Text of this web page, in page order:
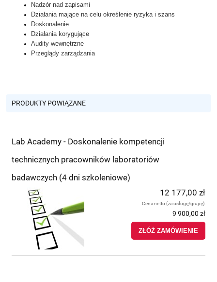
Nadzór nad zapisami
Działania mające na celu określenie ryzyka i szans
Doskonalenie
Działania korygujące
Audity wewnętrzne
Przeglądy zarządzania
PRODUKTY POWIĄZANE
Lab Academy - Doskonalenie kompetencji
technicznych pracowników laboratoriów
badawczych (4 dni szkoleniowe)
12 177,00 zł
Cena netto (za usługę/grupę):
9 900,00 zł
ZŁÓŻ ZAMÓWIENIE